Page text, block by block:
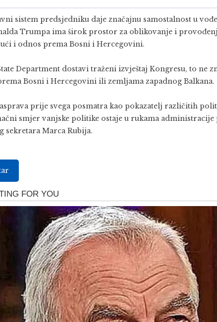
sistem predsjedniku daje značajnu samostalnost u
Trumpa ima širok prostor za oblikovanje i
i odnos prema Bosni i Hercegovini.
Department dostavi traženi izvještaj Kongresu, to ne
Bosni i Hercegovini ili zemljama zapadnog Balkana.
prije svega posmatra kao pokazatelj različitih
smjer vanjske politike ostaje u rukama
sekretara Marca Rubija.